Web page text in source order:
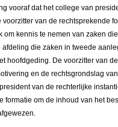
vooraf dat het college van
van de rechtsprekende
om kennis te nemen van zaken
die zaken in tweede
hoofdgeding. De voorzitter van
en de rechtsgrondslag
van de rechterlijke
formatie om de inhoud van het